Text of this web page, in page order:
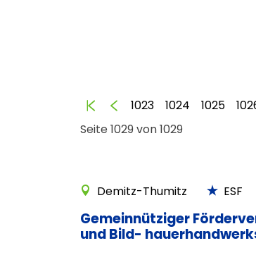
Seite 1029 von 1029
AnfangZurück
1023 1024 1025
Demitz-Thumitz ESF
Gemeinnütziger
und Bild-